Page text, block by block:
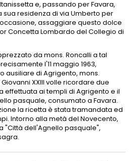
e, passando per Favara,
residenza di via Umberto per
assaggiare questo dolce
Concetta Lombardo del Collegio di
da mons. Roncalli a tal
l'11 maggio 1963,
ausiliare di Agrigento, mons.
XXIII volle ricordare due
effettuata ai templi di Agrigento e il
pasquale, consumato a Favara.
la ricetta è stata tramandata ed
Intorno alla metà del Novecento,
"Città dell'Agnello pasquale",